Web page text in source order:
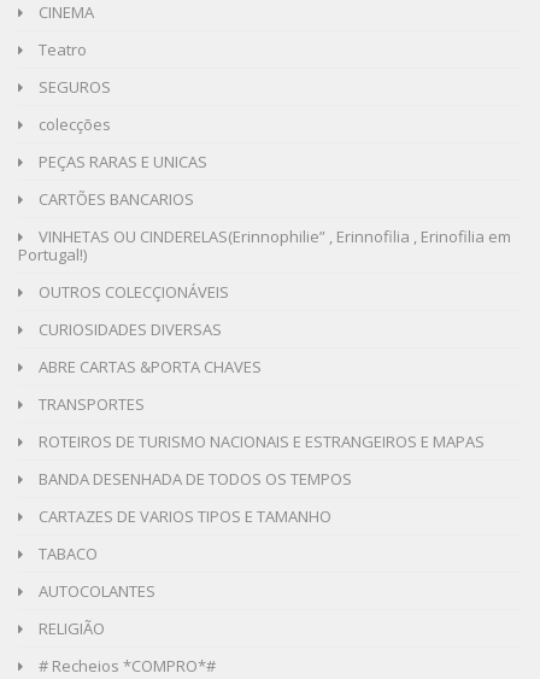
CINEMA
Teatro
SEGUROS
colecções
PEÇAS RARAS E UNICAS
CARTÕES BANCARIOS
VINHETAS OU CINDERELAS(Erinnophilie” , Erinnofilia , Erinofilia em
Portugal!)
OUTROS COLECÇIONÁVEIS
CURIOSIDADES DIVERSAS
ABRE CARTAS &PORTA CHAVES
TRANSPORTES
ROTEIROS DE TURISMO NACIONAIS E ESTRANGEIROS E MAPAS
BANDA DESENHADA DE TODOS OS TEMPOS
CARTAZES DE VARIOS TIPOS E TAMANHO
TABACO
AUTOCOLANTES
RELIGIÃO
# Recheios *COMPRO*#